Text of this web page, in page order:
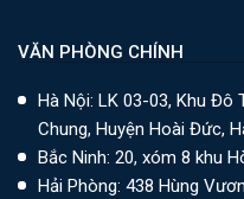
VĂN PHÒNG CHÍNH
Hà Nội: LK 03-03, Khu Đô
Chung, Huyện Hoài Đức,
Bắc Ninh: 20, xóm 8 khu
Hải Phòng: 438 Hùng